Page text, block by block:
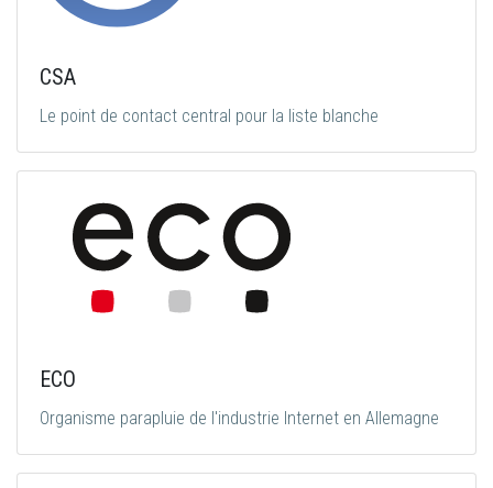
CSA
Le point de contact central pour la liste blanche
ECO
Organisme parapluie de l'industrie Internet en Allemagne